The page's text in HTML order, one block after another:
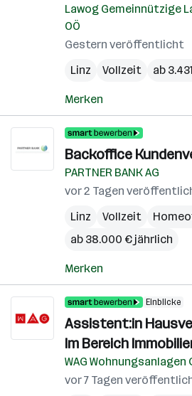
Lawog Gemeinnützige
OÖ
Gestern veröffentlicht
Linz
Vollzeit ab
Merken
Backoffice
PARTNER BANK AG
vor 2 Tagen
Linz
Vollzeit
ab 38.000 € jährlich
Merken
Einblicke
Assistent:in
Im Bereich
WAG
vor 7 Tagen